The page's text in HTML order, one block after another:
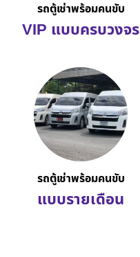
รถตู้เช่าพร้อมคนขับ
VIP แบบครบวงจร
รถตู้เช่าพร้อมคนขับ
แบบรายเดือน